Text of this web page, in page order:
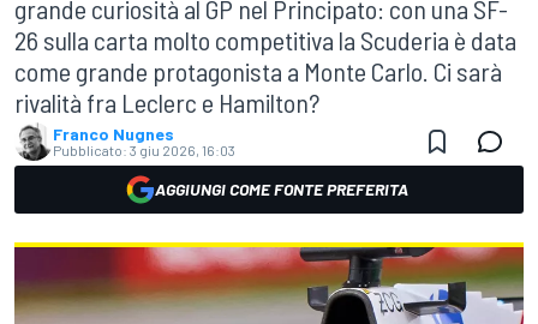
grande curiosità al GP nel Principato: con una SF-
26 sulla carta molto competitiva la Scuderia è data
come grande protagonista a Monte Carlo. Ci sarà
rivalità fra Leclerc e Hamilton?
Franco Nugnes
Pubblicato: 3 giu 2026, 16:03
AGGIUNGI COME FONTE PREFERITA